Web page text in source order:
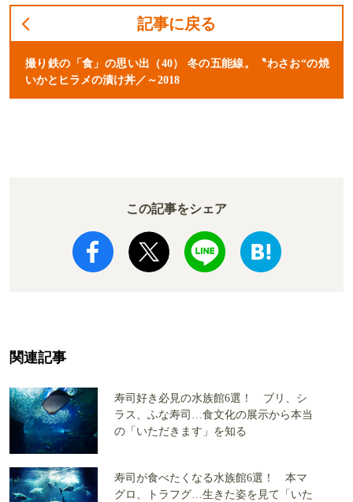
記事に戻る
撮り鉄の「食」の思い出（40） 冬の五能線。〝わさお“の焼
いかとヒラメの漬け丼／～2018
この記事をシェア
関連記事
寿司好き必見の水族館6選！ ブリ、シ
ラス、ふな寿司…食文化の展示から本当
の「いただきます」を知る
寿司が食べたくなる水族館6選！ 本マ
グロ、トラフグ…生きた姿を見て「いた